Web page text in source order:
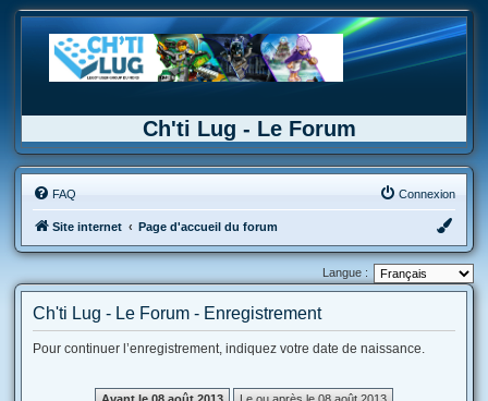
Ch'ti Lug - Le Forum
FAQ Connexion
Site internet Page d'accueil du forum
Langue :
Ch'ti Lug - Le Forum - Enregistrement
Pour continuer l’enregistrement, indiquez votre date de naissance.